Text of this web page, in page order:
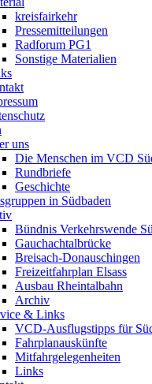
kreisfairkehr
Pressemitteilungen
Radforum PG1
Sonstige Materialien
uns
Die Menschen im VCD
Rundbriefe
Geschichte
in Südbaden
Bündnis Verkehrswende
Gauchachtalbrücke
Breisach-Donauschingen
Freizeitfahrplan Elsass
Ausbau Rheintalbahn
Archiv
& Links
VCD-Ausflugstipps für
Fahrplanauskünfte
Mitfahrgelegenheiten
Links